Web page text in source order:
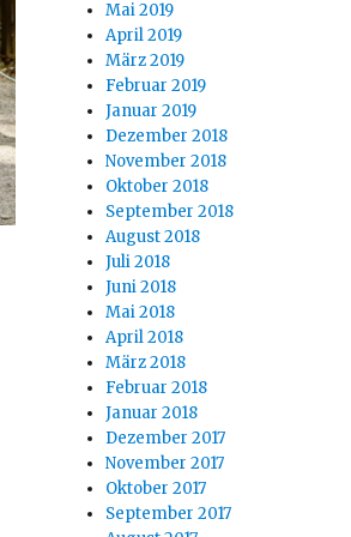
Mai 2019
April 2019
März 2019
Februar 2019
Januar 2019
Dezember 2018
November 2018
Oktober 2018
September 2018
August 2018
Juli 2018
Juni 2018
Mai 2018
April 2018
März 2018
Februar 2018
Januar 2018
Dezember 2017
November 2017
Oktober 2017
September 2017